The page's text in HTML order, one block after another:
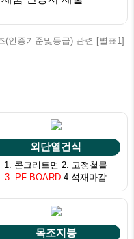
인증기준및등급) 관련 [별표1]
외단열건식
1. 콘크리트면 2. 고정철물
3. PF BOARD 4.석재마감
목조지붕